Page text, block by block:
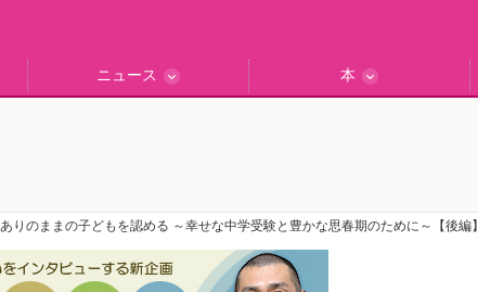
ニュース
本
ありのままの子どもを認める ～幸せな中学受験と豊かな思春期のために～【後編】